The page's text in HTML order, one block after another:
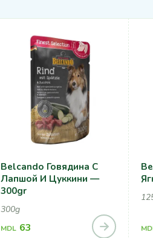
Belcando Говядина С
Лапшой И Цуккини —
300gr
300g
MDL 63